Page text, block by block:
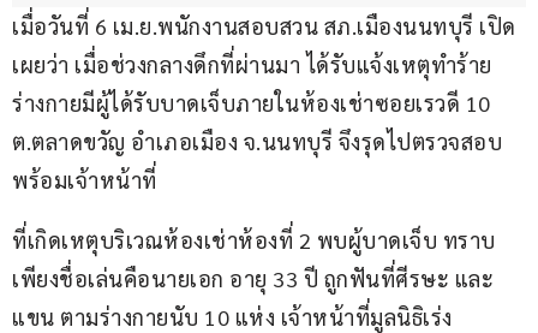
เมื่อวันที่ 6 เม.ย.พนักงานสอบสวน สภ.เมืองนนทบุรี เปิด
เผยว่า เมื่อช่วงกลางดึกที่ผ่านมา ได้รับแจ้งเหตุทำร้าย
ร่างกายมีผู้ได้รับบาดเจ็บภายในห้องเช่าซอยเรวดี 10
ต.ตลาดขวัญ อำเภอเมือง จ.นนทบุรี จึงรุดไปตรวจสอบ
พร้อมเจ้าหน้าที่
ที่เกิดเหตุบริเวณห้องเช่าห้องที่ 2 พบผู้บาดเจ็บ ทราบ
เพียงชื่อเล่นคือนายเอก อายุ 33 ปี ถูกฟันที่ศีรษะ และ
แขน ตามร่างกายนับ 10 แห่ง เจ้าหน้าที่มูลนิธิเร่ง